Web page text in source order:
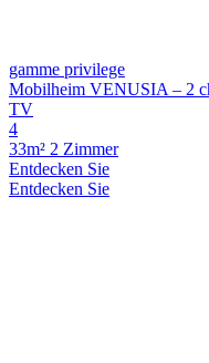
gamme privilege
Mobilheim VENUSIA – 2
TV
4
33m² 2 Zimmer
Entdecken Sie
Entdecken Sie